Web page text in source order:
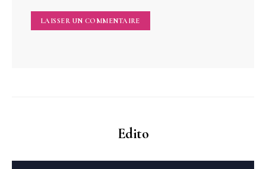
Edito